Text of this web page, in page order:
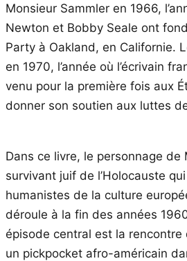
Monsieur Sammler en 1966,
Newton et Bobby Seale ont
Party à Oakland, en Californie.
en 1970, l’année où l’écrivain
venu pour la première fois aux
donner son soutien aux luttes
Dans ce livre, le personnage de
survivant juif de l’Holocauste
humanistes de la culture
déroule à la fin des années
épisode central est la rencontre
un pickpocket afro-américain